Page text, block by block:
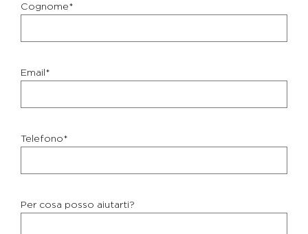
Cognome*
Email*
Telefono*
Per cosa posso aiutarti?